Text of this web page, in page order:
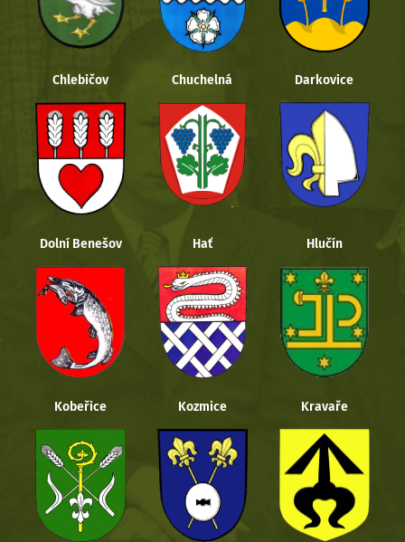
Chlebičov Chuchelná Darkovice
Dolní Benešov Hať Hlučín
Kobeřice Kozmice Kravaře